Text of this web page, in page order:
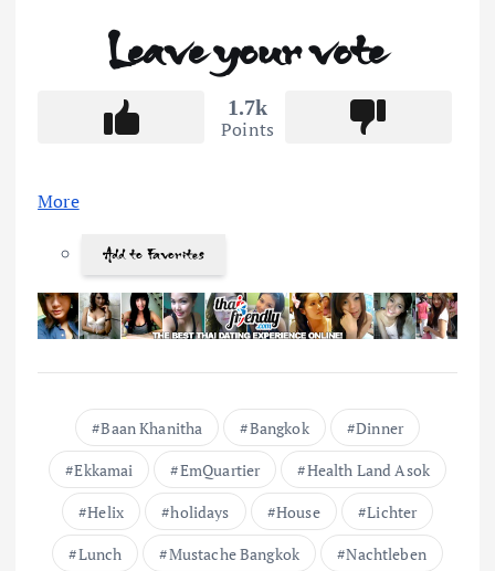
Leave your vote
1.7k
Points
More
Add to Favorites
Baan Khanitha Bangkok
Dinner
Ekkamai
EmQuartier
Health Land Asok
Helix
holidays House
Lichter
Lunch
Mustache Bangkok
Nachtleben